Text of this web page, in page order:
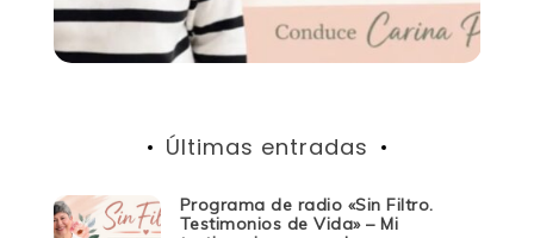
Últimas entradas
Programa de radio «Sin Filtro.
Testimonios de Vida» – Mi